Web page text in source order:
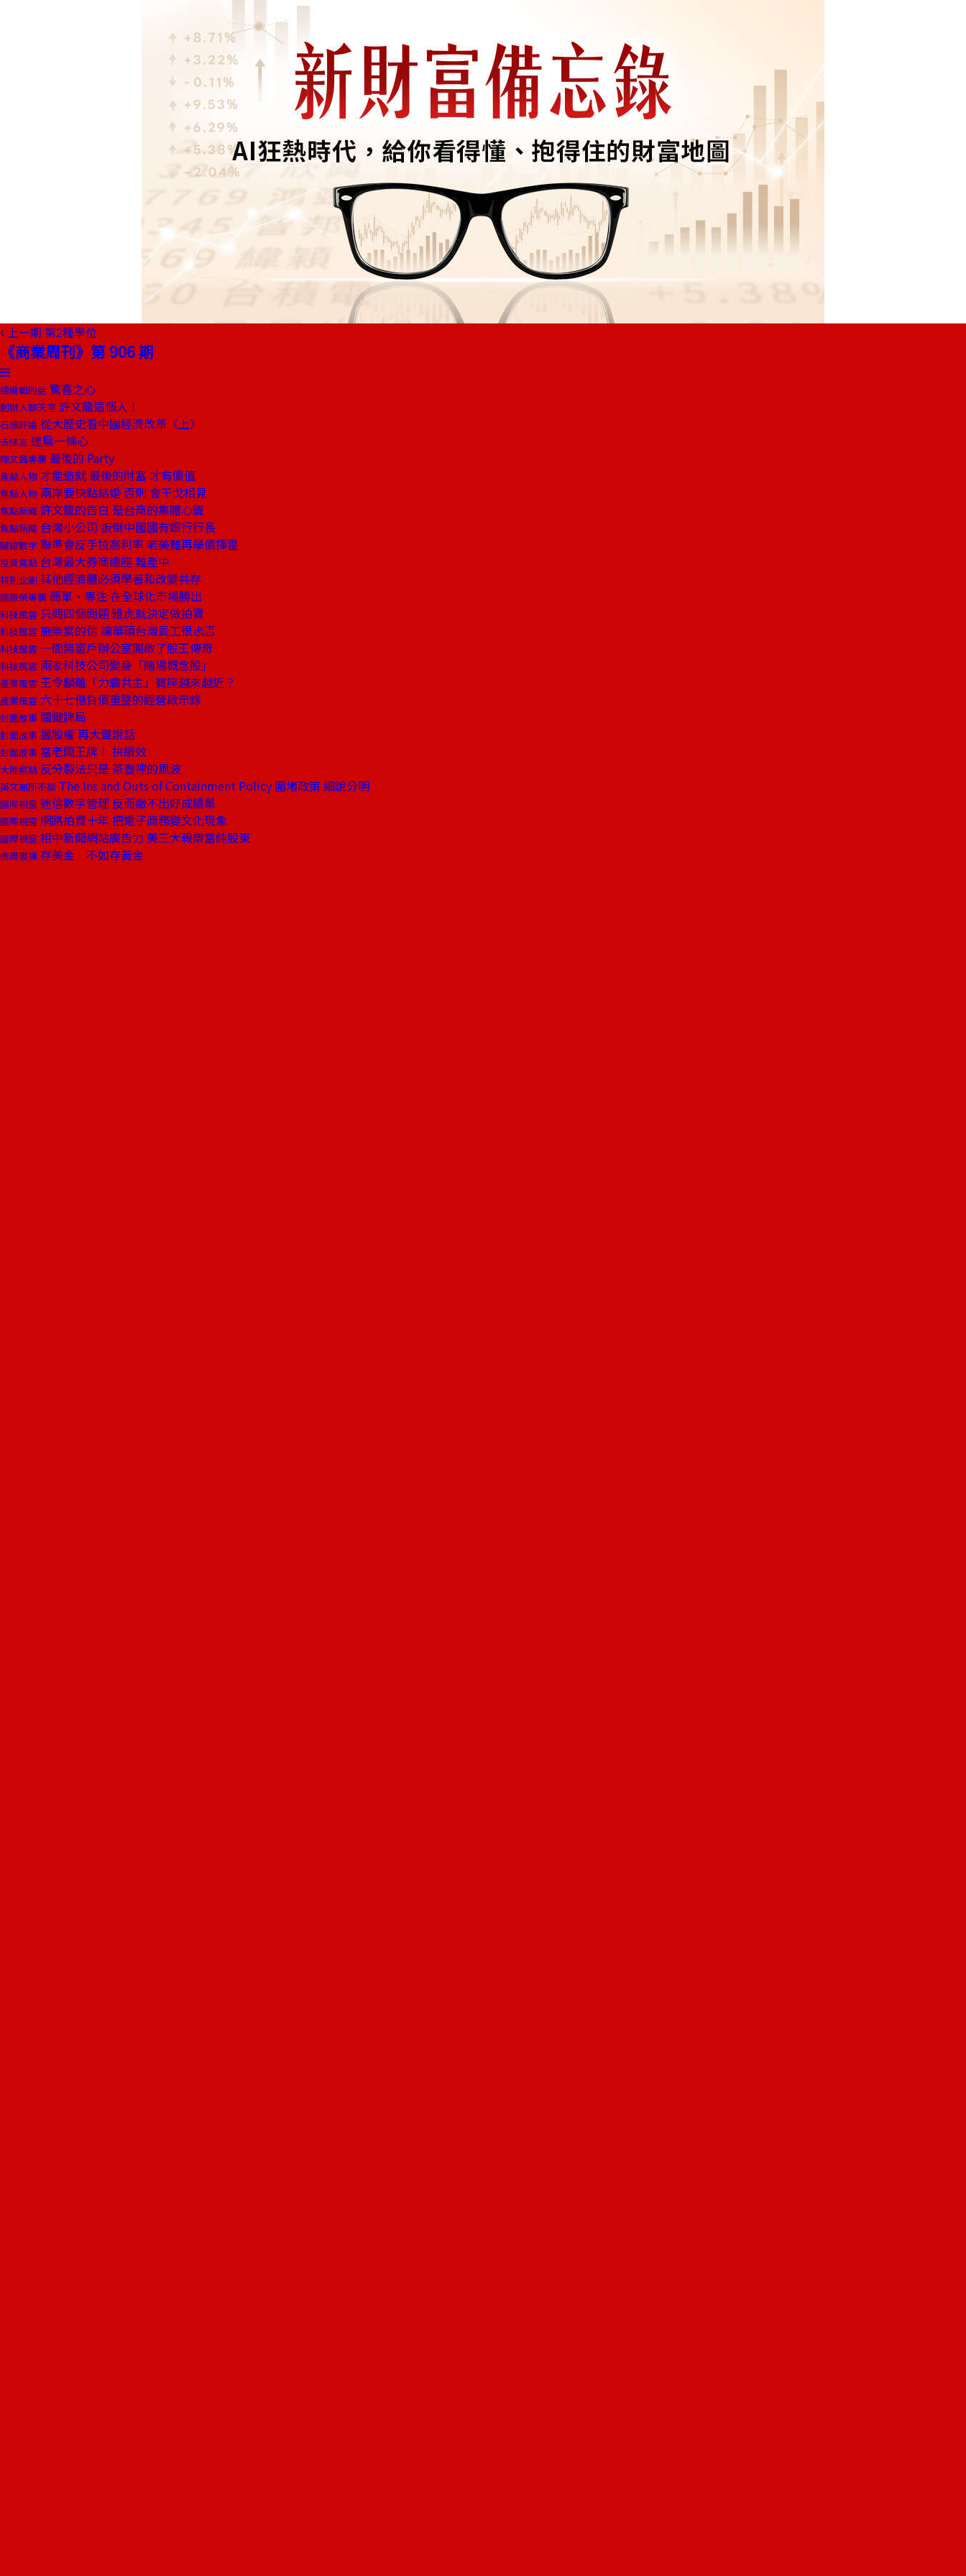
上一期 第2種學位
《商業周刊》第 906 期
總編輯的話 驚喜之心
創辦人聊天室 許文龍這個人！
石頭評論 從大歷史看中國經濟改革〈上〉
去梯言 連扁一條心
陳文茜專欄 最後的 Party
焦點人物 才能造就 最後的財富 才有價值
焦點人物 兩岸要快點結婚 否則 會干戈相見
焦點新聞 許文龍的告白 是台商的集體心聲
焦點新聞 台灣小公司 扳倒中國國有銀行行長
關鍵數字 聯準會反手拉高利率 老美難再舉債揮霍
投資焦點 台灣最大券商總座 難產中
特別企劃 其他經濟體必須學著和改變共存
施振榮專欄 簡單、專注 在全球化市場勝出
科技風雲 只問四個問題 雅虎就決定做拍賣
科技風雲 施崇棠的信 讓華碩台灣員工很忐忑
科技風雲 一間無窗戶辦公室開啟了股王傳奇
科技風雲 兩家科技公司變身「賭場概念股」
產業風雲 王令麟離「力霸共主」寶座越來越近？
產業風雲 六十七億負債重整的經營啟示錄
封面故事 關鍵牌局
封面故事 握股權 再大聲說話
封面故事 當老闆王牌！ 拚績效
大陸焦點 反分裂法只是 茶壺裡的風波
英文無所不談 The Ins and Outs of Containment Policy 圍堵政策 細說分明
國際視窗 迷信數字管理 反而繳不出好成績單
國際視窗 網路拍賣十年 把電子商務變文化現象
國際視窗 相中新聞網站廣告力 美三大報樂當純股東
商周書摘 存美金 不如存黃金